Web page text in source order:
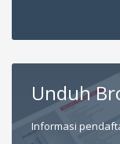
Unduh
Informasi